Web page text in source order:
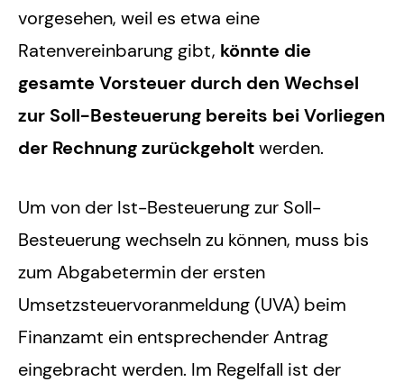
vorgesehen, weil es etwa eine
Ratenvereinbarung gibt, könnte die
gesamte Vorsteuer durch den Wechsel
zur Soll-Besteuerung bereits bei Vorliegen
der Rechnung zurückgeholtwerden.
Um von der Ist-Besteuerung zur Soll-
Besteuerung wechseln zu können, muss bis
zum Abgabetermin der ersten
Umsetzsteuervoranmeldung (UVA) beim
Finanzamt ein entsprechender Antrag
eingebracht werden. Im Regelfall ist der